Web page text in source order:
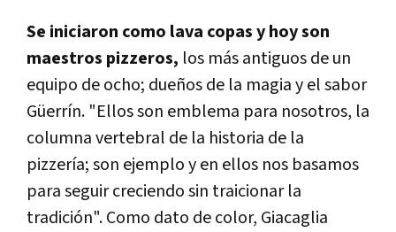
Se iniciaron como lava copas y hoy son
maestros pizzeros, los más antiguos de un
equipo de ocho; dueños de la magia y el sabor
Güerrín. "Ellos son emblema para nosotros, la
columna vertebral de la historia de la
pizzería; son ejemplo y en ellos nos basamos
para seguir creciendo sin traicionar la
tradición". Como dato de color, Giacaglia